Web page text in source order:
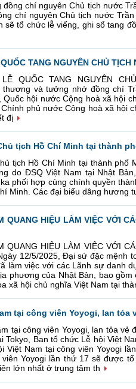
đồng chí nguyên Chủ tịch nước
chí nguyên Chủ tịch nước
sẽ tổ chức lễ viếng, ghi sổ tang
TANG NGUYÊN CHỦ
QUỐC TANG NGUYÊN
và tưởng nhớ đồng chí
hội nước Cộng hoà xã hội
phủ nước Cộng hoà xã hội
đị
tịch Hồ Chí Minh tại thành
tịch Hồ Chí Minh tại thành phố
do ĐSQ Việt Nam tại Nhật
phối hợp cùng chính quyền
Minh. Các đại biểu dâng hương
QUANG HIỆU LÀM VIỆC VỚI
QUANG HIỆU LÀM VIỆC VỚI
12/5/2025, Đại sứ đặc mệnh
làm việc với các Lãnh sự danh
phương của Nhật Bản, bao
xã hội chủ nghĩa Việt Nam tại
tại công viên Yoyogi, lan tỏa
tại công viên Yoyogi, lan tỏa
Tokyo, Ban tổ chức Lễ hội Việt
Việt Nam tại công viên Yoyogi
viên Yoyogi lần thứ 17 sẽ được
lớn nhất ở trung tâm th